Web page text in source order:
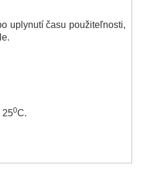
uplynutí času použiteľnosti,
250C.